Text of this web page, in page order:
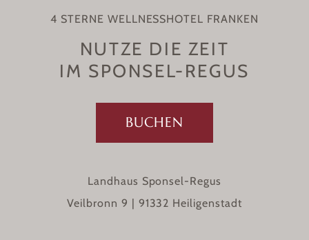
4 STERNE WELLNESSHOTEL FRANKEN
NUTZE DIE ZEIT
IM SPONSEL-REGUS
BUCHEN
Landhaus Sponsel-Regus
Veilbronn 9 | 91332 Heiligenstadt